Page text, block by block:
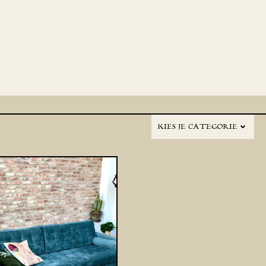
KIES JE CATEGORIE